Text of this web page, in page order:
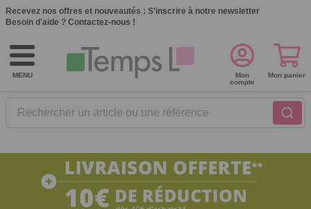
Recevez nos offres et nouveautés : S'inscrire à notre newsletter
Besoin d'aide ? Contactez-nous !
MENU
Rechercher un article ou une référence
Mon
compte
Mon panier
10€ de réduction dès 40€ d'achat. Offre
valable du 03/08/2026 au 12/08/2026.